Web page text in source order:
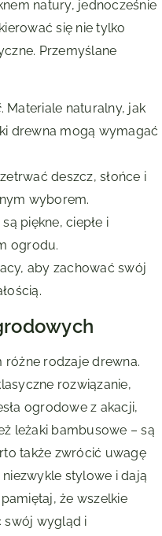
natury, jednocześnie
się nie tylko
Przemyślane
. Materiale naturalny, jak
drewna mogą wymagać
deszcz, słońce i
wyborem.
piękne, ciepłe i
ogrodu.
aby zachować swój
rodzaje drewna.
rozwiązanie,
ogrodowe z akacji,
leżaki bambusowe – są
także zwrócić uwagę
stylowe i dają
że wszelkie
swój wygląd i